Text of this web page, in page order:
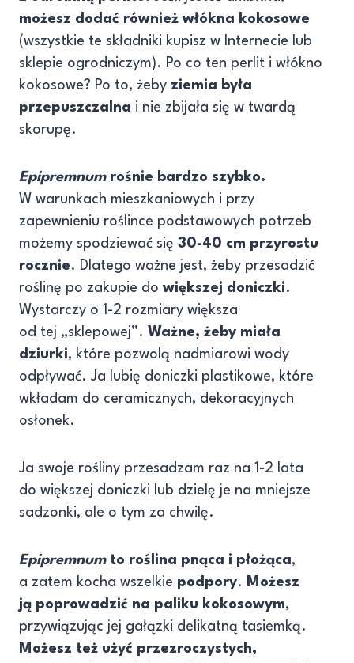
możesz dodać również włókna kokosowe
(wszystkie te składniki kupisz w Internecie lub
sklepie ogrodniczym). Po co ten perlit i włókno
kokosowe? Po to, żeby ziemia była
przepuszczalna i nie zbijała się w twardą
skorupę.
Epipremnumrośnie bardzo szybko.
W warunkach mieszkaniowych i przy
zapewnieniu roślince podstawowych potrzeb
możemy spodziewać się 30-40 cm przyrostu
rocznie. Dlatego ważne jest, żeby przesadzić
roślinę po zakupie dowiększej doniczki.
Wystarczy o 1-2 rozmiary większa
od tej „sklepowej”. Ważne, żeby miała
dziurki, które pozwolą nadmiarowi wody
odpływać. Ja lubię doniczki plastikowe, które
wkładam do ceramicznych, dekoracyjnych
osłonek.
Ja swoje rośliny przesadzam raz na 1-2 lata
do większej doniczki lub dzielę je na mniejsze
sadzonki, ale o tym za chwilę.
Epipremnumto roślina pnąca i płożąca,
a zatem kocha wszelkie podpory.
Możesz
ją poprowadzić na paliku kokosowym,
przywiązując jej gałązki delikatną tasiemką.
Możesz też użyć przezroczystych,